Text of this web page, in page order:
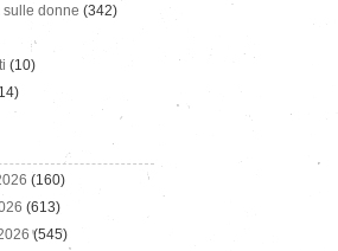
donne (342)
(10)
(160)
(613)
(545)